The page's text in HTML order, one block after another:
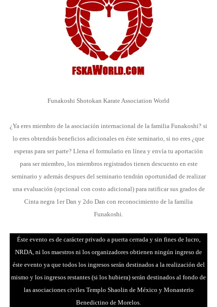
Funakoshi Shotokan Karate Association World
¿Ya eres miembro de la asociación internacional de la familia Funakoshi? si
lo eres obtendrás beneficios adicionales en éste seminario, si no eres ¿que
esperas para ser parte? Llena el formulario en línea y envía tu aportación
para ser miembro, los miembros registrados tienen descuento en este
seminario y además despues del seminario tendrán oportunidad de realizar
una evaluación (opcional con costo adicional) para ratificar sus grados de
Cinta negra 1er Dan y 2do Dan con reconocimiento de la familia
Funakoshi.
Éste evento es de carácter privado a puerta cerrada y sin fines de lucro,
NRDA, ni los maestros ni los organizadores obtienen ningún ingreso de
éste evento ya que todos los ingresos serán destinados a la realización del
mismo y los ingresos restantes (si los hubiera) serán destinados al fondo de
las asociaciones civiles Templo Shaolin de México y Monasterio
Benedictino de Morelos.